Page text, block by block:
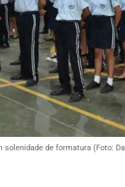
solenidade de formatura (Foto: